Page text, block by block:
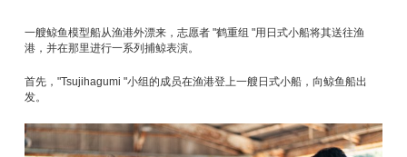
一艘鲸鱼模型船从渔港外漂来，志愿者 "鹤重组 "用日式小船将其送往渔
港，并在那里进行一系列捕鲸表演。
首先，"Tsujihagumi "小组的成员在渔港登上一艘日式小船，向鲸鱼船出
发。